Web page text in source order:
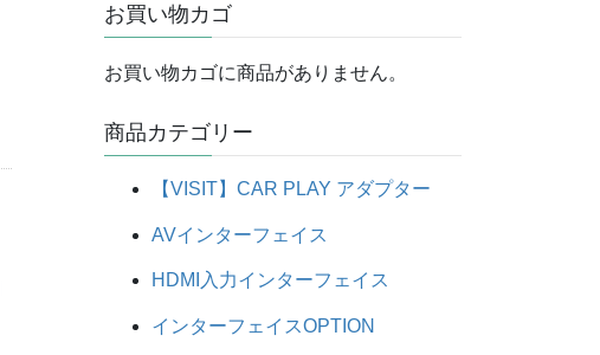
お買い物カゴ
お買い物カゴに商品がありません。
商品カテゴリー
【VISIT】CAR PLAY アダプター
AVインターフェイス
HDMI入力インターフェイス
インターフェイスOPTION